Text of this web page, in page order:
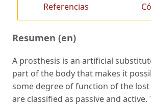
Referencias
Resumen (en)
A prosthesis is an artificial
part of the body that makes it
some degree of function of the
are classified as passive and active.